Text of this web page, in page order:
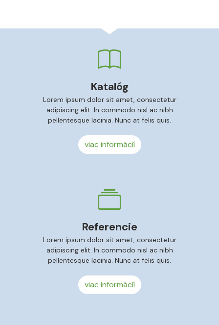
Katalóg
Lorem ipsum dolor sit amet, consectetur
adipiscing elit. In commodo nisl ac nibh
pellentesque lacinia. Nunc at felis quis.
viac informácií
Referencie
Lorem ipsum dolor sit amet, consectetur
adipiscing elit. In commodo nisl ac nibh
pellentesque lacinia. Nunc at felis quis.
viac informácií